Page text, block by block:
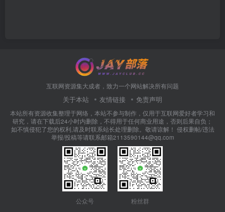
互联网资源集大成者，致力一个网站解决所有问题
关于本站 友情链接 免责声明
本站所有资源收集整理于网络，本站不参与制作，仅用于互联网爱好者学习和
研究，请在下载后24小时内删除，不得用于任何商业用途，否则后果自负；
如不慎侵犯了您的权利,请及时联系站长处理删除。敬请谅解！ 侵权删帖/违法
举报/投稿等请联系邮箱2113590144@qq.com
公众号 粉丝群